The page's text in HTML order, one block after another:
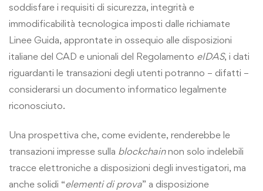
soddisfare i requisiti di sicurezza, integrità e
immodificabilità tecnologica imposti dalle richiamate
Linee Guida, approntate in ossequio alle disposizioni
italiane del CAD e unionali del Regolamento eIDAS, i dati
riguardanti le transazioni degli utenti potranno – difatti –
considerarsi un documento informatico legalmente
riconosciuto.
Una prospettiva che, come evidente, renderebbe le
transazioni impresse sulla blockchainnon solo indelebili
tracce elettroniche a disposizioni degli investigatori, ma
anche solidi “elementi di prova” a disposizione